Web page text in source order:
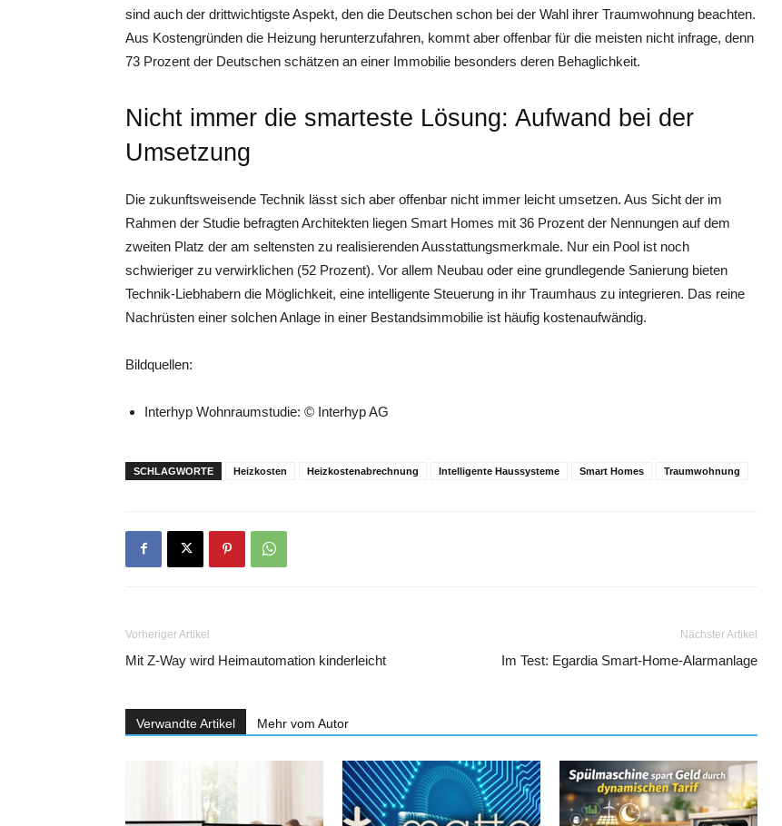
sind auch der drittwichtigste Aspekt, den die Deutschen schon bei der Wahl ihrer Traumwohnung beachten.
Aus Kostengründen die Heizung herunterzufahren, kommt aber offenbar für die meisten nicht infrage, denn
73 Prozent der Deutschen schätzen an einer Immobilie besonders deren Behaglichkeit.
Nicht immer die smarteste Lösung: Aufwand bei der
Umsetzung
Die zukunftsweisende Technik lässt sich aber offenbar nicht immer leicht umsetzen. Aus Sicht der im
Rahmen der Studie befragten Architekten liegen Smart Homes mit 36 Prozent der Nennungen auf dem
zweiten Platz der am seltensten zu realisierenden Ausstattungsmerkmale. Nur ein Pool ist noch
schwieriger zu verwirklichen (52 Prozent). Vor allem Neubau oder eine grundlegende Sanierung bieten
Technik-Liebhabern die Möglichkeit, eine intelligente Steuerung in ihr Traumhaus zu integrieren. Das reine
Nachrüsten einer solchen Anlage in einer Bestandsimmobilie ist häufig kostenaufwändig.
Bildquellen:
Interhyp Wohnraumstudie: © Interhyp AG
SCHLAGWORTE Heizkosten Heizkostenabrechnung Intelligente Haussysteme Smart Homes Traumwohnung
Vorheriger Artikel
Mit Z-Way wird Heimautomation kinderleicht
Nächster Artikel
Im Test: Egardia Smart-Home-Alarmanlage
Verwandte Artikel Mehr vom Autor